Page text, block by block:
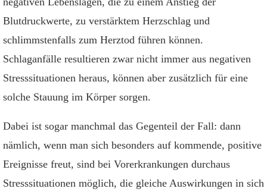
Blutdruckwerte, zu verstärktem Herzschlag und
schlimmstenfalls zum Herztod führen können.
Schlaganfälle resultieren zwar nicht immer aus negativen
Stresssituationen heraus, können aber zusätzlich für eine
solche Stauung im Körper sorgen.
Dabei ist sogar manchmal das Gegenteil der Fall: dann
nämlich, wenn man sich besonders auf kommende, positive
Ereignisse freut, sind bei Vorerkrankungen durchaus
Stresssituationen möglich, die gleiche Auswirkungen in sich